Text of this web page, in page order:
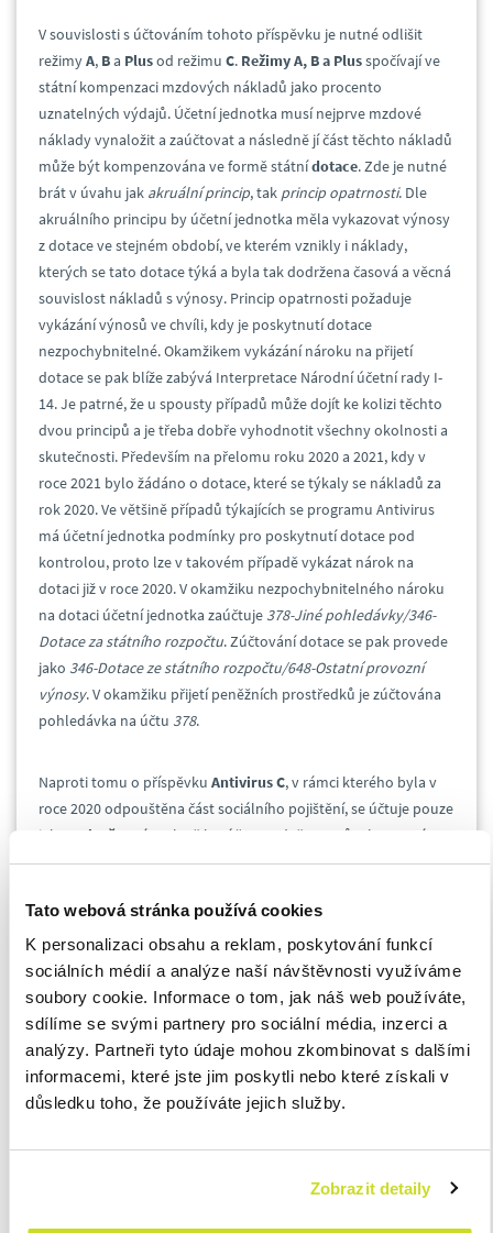
Tato webová stránka používá cookies
K personalizaci obsahu a reklam, poskytování funkcí
sociálních médií a analýze naší návštěvnosti využíváme
soubory cookie. Informace o tom, jak náš web používáte,
sdílíme se svými partnery pro sociální média, inzerci a
analýzy. Partneři tyto údaje mohou zkombinovat s dalšími
informacemi, které jste jim poskytli nebo které získali v
důsledku toho, že používáte jejich služby.
Zobrazit detaily
V souvislosti s účtováním tohoto příspěvku je nutné odlišit
režimyA, Ba Plusod režimu C. Režimy A, B a Plusspočívají ve
státní kompenzaci mzdových nákladů jako procento
uznatelných výdajů. Účetní jednotka musí nejprve mzdové
náklady vynaložit a zaúčtovat a následně jí část těchto nákladů
může být kompenzována ve formě státnídotace. Zde je nutné
brát v úvahu jak akruální princip, tak princip opatrnosti. Dle
akruálního principu by účetní jednotka měla vykazovat výnosy
z dotace ve stejném období, ve kterém vznikly i náklady,
kterých se tato dotace týká a byla tak dodržena časová a věcná
souvislost nákladů s výnosy. Princip opatrnosti požaduje
vykázání výnosů ve chvíli, kdy je poskytnutí dotace
nezpochybnitelné. Okamžikem vykázání nároku na přijetí
dotace se pak blíže zabývá Interpretace Národní účetní rady I-
14. Je patrné, že u spousty případů může dojít ke kolizi těchto
dvou principů a je třeba dobře vyhodnotit všechny okolnosti a
skutečnosti. Především na přelomu roku 2020 a 2021, kdy v
roce 2021 bylo žádáno o dotace, které se týkaly se nákladů za
rok 2020. Ve většině případů týkajících se programu Antivirus
má účetní jednotka podmínky pro poskytnutí dotace pod
kontrolou, proto lze v takovém případě vykázat nárok na
dotaci již v roce 2020. V okamžiku nezpochybnitelného nároku
na dotaci účetní jednotka zaúčtuje 378-Jiné pohledávky/346-
Dotace za státního rozpočtu. Zúčtování dotace se pak provede
jako 346-Dotace ze státního rozpočtu/648-Ostatní provozní
výnosy. V okamžiku přijetí peněžních prostředků je zúčtována
pohledávka na účtu 378.
Naproti tomu o příspěvku Antivirus C, v rámci kterého byla v
roce 2020 odpouštěna část sociálního pojištění, se účtuje pouze
jako o
slevě . O této slevě lze účtovat dvěma způsoby. První
možností je zaúčtovat celkový předpis závazku z titulu odvodu
institucemia po splnění podmínek tento závazek ponížit o
uplatněnou slevu obráceným zápisem336/524. Druhou
možností je o slevě vůbec neúčtovat a zachytit pouze závazek z
titulu odvodu sociálního pojištění rovnou ve snížené výši524-
Osobní náklady/336-Zúčtování s institucemi .
COVID nájemné
na nájemné jsou účtovány v plné výši na účtu518-Služby/321-